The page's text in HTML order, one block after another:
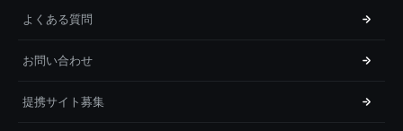
よくある質問
お問い合わせ
提携サイト募集